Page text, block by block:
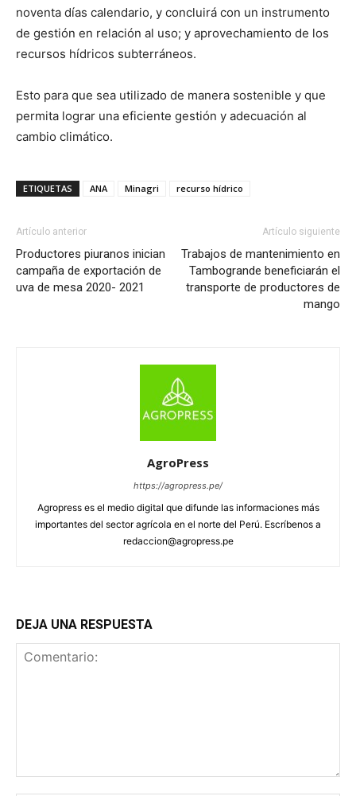
noventa días calendario, y concluirá con un instrumento
de gestión en relación al uso; y aprovechamiento de los
recursos hídricos subterráneos.
Esto para que sea utilizado de manera sostenible y que
permita lograr una eficiente gestión y adecuación al
cambio climático.
ETIQUETAS ANA Minagri recurso hídrico
Artículo anterior
Productores piuranos inician
campaña de exportación de
uva de mesa 2020- 2021
Artículo siguiente
Trabajos de mantenimiento en
Tambogrande beneficiarán el
transporte de productores de
mango
AgroPress
https://agropress.pe/
Agropress es el medio digital que difunde las informaciones más
importantes del sector agrícola en el norte del Perú. Escríbenos a
redaccion@agropress.pe
DEJA UNA RESPUESTA